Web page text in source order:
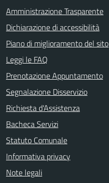
Amministrazione Trasparente
Dichiarazione di accessibilità
Piano di miglioramento del sito
Leggi le FAQ
Prenotazione Appuntamento
Segnalazione Disservizio
Richiesta d'Assistenza
Bacheca Servizi
Statuto Comunale
Informativa privacy
Note legali